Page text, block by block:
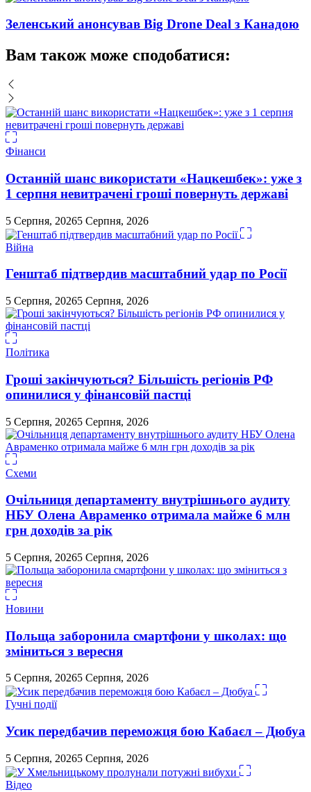
Зеленський анонсував Big Drone Deal з Канадою
Вам також може сподобатися:
Фінанси
Останній шанс використати «Нацкешбек»: уже з
1 серпня невитрачені гроші повернуть державі
5 Серпня, 20265 Серпня, 2026
Війна
Генштаб підтвердив масштабний удар по Росії
5 Серпня, 20265 Серпня, 2026
Політика
Гроші закінчуються? Більшість регіонів РФ
опинилися у фінансовій пастці
5 Серпня, 20265 Серпня, 2026
Схеми
Очільниця департаменту внутрішнього аудиту
НБУ Олена Авраменко отримала майже 6 млн
грн доходів за рік
5 Серпня, 20265 Серпня, 2026
Новини
Польща заборонила смартфони у школах: що
зміниться з вересня
5 Серпня, 20265 Серпня, 2026
Гучні події
Усик передбачив переможця бою Кабаєл – Дюбуа
5 Серпня, 20265 Серпня, 2026
Відео